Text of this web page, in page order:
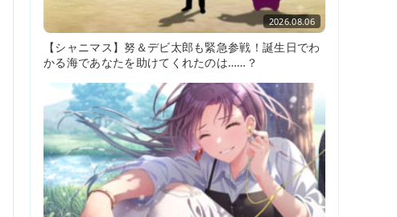
2026.08.06
【シャニマス】努＆デビ太郎も緊急参戦！誕生日でわ
かる海であなたを助けてくれたのは……？